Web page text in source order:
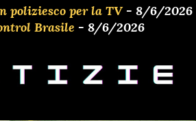
poliziesco per la TV- 8/6/2026
Brasile - 8/6/2026